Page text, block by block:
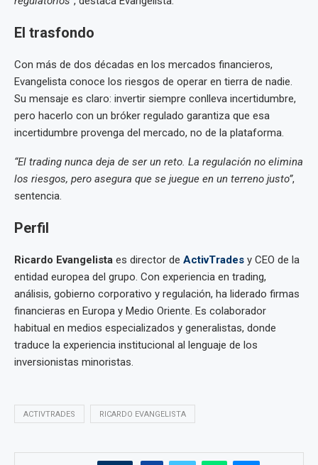
El trasfondo
Con más de dos décadas en los mercados financieros,
Evangelista conoce los riesgos de operar en tierra de nadie.
Su mensaje es claro: invertir siempre conlleva incertidumbre,
pero hacerlo con un bróker regulado garantiza que esa
incertidumbre provenga del mercado, no de la plataforma.
“El trading nunca deja de ser un reto. La regulación no elimina
los riesgos, pero asegura que se juegue en un terreno justo”,
sentencia.
Perfil
Ricardo Evangelista es director de ActivTrades y CEO de la
entidad europea del grupo. Con experiencia en trading,
análisis, gobierno corporativo y regulación, ha liderado firmas
financieras en Europa y Medio Oriente. Es colaborador
habitual en medios especializados y generalistas, donde
traduce la experiencia institucional al lenguaje de los
inversionistas minoristas.
ACTIVTRADES RICARDO EVANGELISTA